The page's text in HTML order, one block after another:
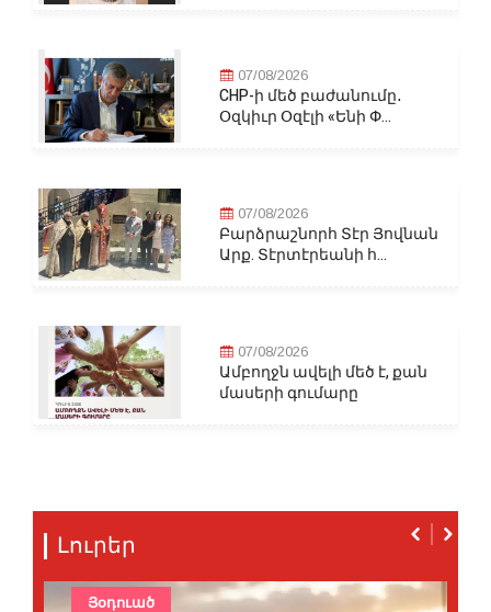
07/08/2026
CHP-ի մեծ բաժանումը․
Օզկիւր Օզէլի «Ենի Փ...
07/08/2026
Բարձրաշնորհ Տէր Յովնան
Արք. Տէրտէրեանի հ...
07/08/2026
Ամբողջն ավելի մեծ է, քան
մասերի գումարը
Լուրեր
Յօդուած